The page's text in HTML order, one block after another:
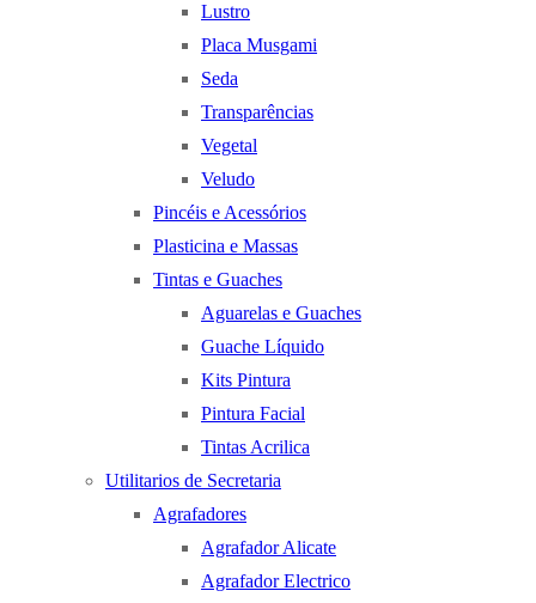
Lustro
Placa Musgami
Seda
Transparências
Vegetal
Veludo
Pincéis e Acessórios
Plasticina e Massas
Tintas e Guaches
Aguarelas e Guaches
Guache Líquido
Kits Pintura
Pintura Facial
Tintas Acrilica
Utilitarios de Secretaria
Agrafadores
Agrafador Alicate
Agrafador Electrico